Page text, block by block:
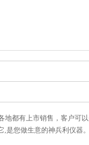
地都有上市销售，客户可
是您做生意的神兵利仪器。